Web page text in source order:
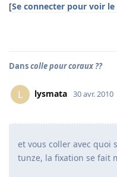
[Se connecter pour voir le
Danscolle pour coraux ??
L lysmata 30 avr. 2010
et vous coller avec quoi
tunze, la fixation se fait